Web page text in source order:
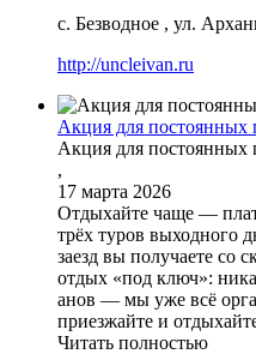
с. Безводное , ул.
http://uncleivan.ru
Акция для постоянных
Акция для постоянных
,
17 марта 2026
Отдыхайте чаще —
трёх туров выходного
заезд вы получаете
отдых «под ключ»:
анов — мы уже всё
приезжайте и
Читать полностью